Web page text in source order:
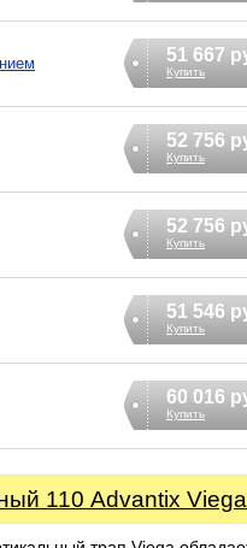
51 667
Купить
52 756
Купить
52 756
Купить
51 546
Купить
60 016
Купить
110 Advantix Viega